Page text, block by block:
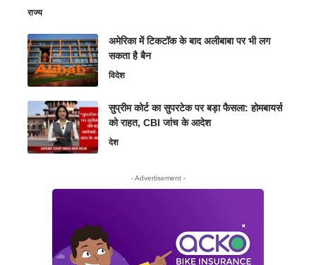
राज्य
अमेरिका में टिकटॉक के बाद अलीबाबा पर भी लग
सकता है बैन
विदेश
सुप्रीम कोर्ट का सुपरटेक पर बड़ा फैसला: होमबायर्स
को राहत, CBI जांच के आदेश
देश
- Advertisement -